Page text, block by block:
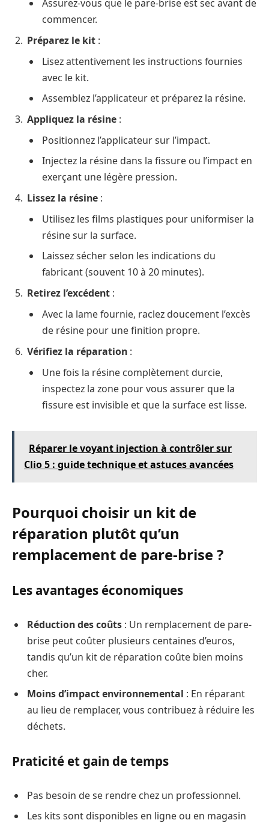
Assurez-vous que le pare-brise est sec avant de
commencer.
Préparez le kit :
Lisez attentivement les instructions fournies
avec le kit.
Assemblez l’applicateur et préparez la résine.
Appliquez la résine :
Positionnez l’applicateur sur l’impact.
Injectez la résine dans la fissure ou l’impact en
exerçant une légère pression.
Lissez la résine :
Utilisez les films plastiques pour uniformiser la
résine sur la surface.
Laissez sécher selon les indications du
fabricant (souvent 10 à 20 minutes).
Retirez l’excédent :
Avec la lame fournie, raclez doucement l’excès
de résine pour une finition propre.
Vérifiez la réparation :
Une fois la résine complètement durcie,
inspectez la zone pour vous assurer que la
fissure est invisible et que la surface est lisse.
Réparer le voyant injection à contrôler sur
Clio 5 : guide technique et astuces avancées
Pourquoi choisir un kit de
réparation plutôt qu’un
remplacement de pare-brise ?
Les avantages économiques
Réduction des coûts : Un remplacement de pare-
brise peut coûter plusieurs centaines d’euros,
tandis qu’un kit de réparation coûte bien moins
cher.
Moins d’impact environnemental : En réparant
au lieu de remplacer, vous contribuez à réduire les
déchets.
Praticité et gain de temps
Pas besoin de se rendre chez un professionnel.
Les kits sont disponibles en ligne ou en magasin